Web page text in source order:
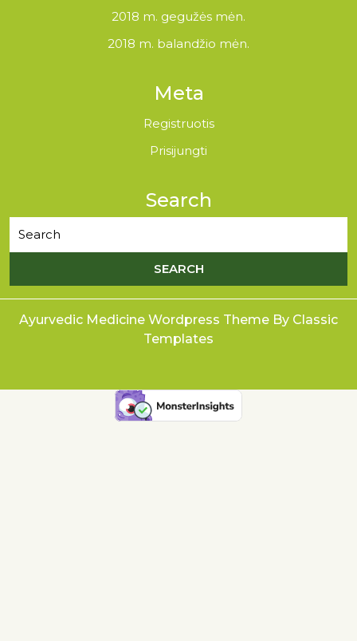
2018 m. gegužės mėn.
2018 m. balandžio mėn.
Meta
Registruotis
Prisijungti
Search
Ayurvedic Medicine Wordpress Theme By Classic
Templates